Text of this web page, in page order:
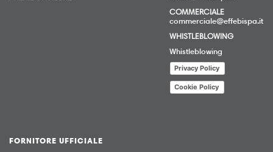
COMMERCIALE
commerciale@effebispa.it
WHISTLEBLOWING
Whistleblowing
Privacy Policy
Cookie Policy
FORNITORE UFFICIALE